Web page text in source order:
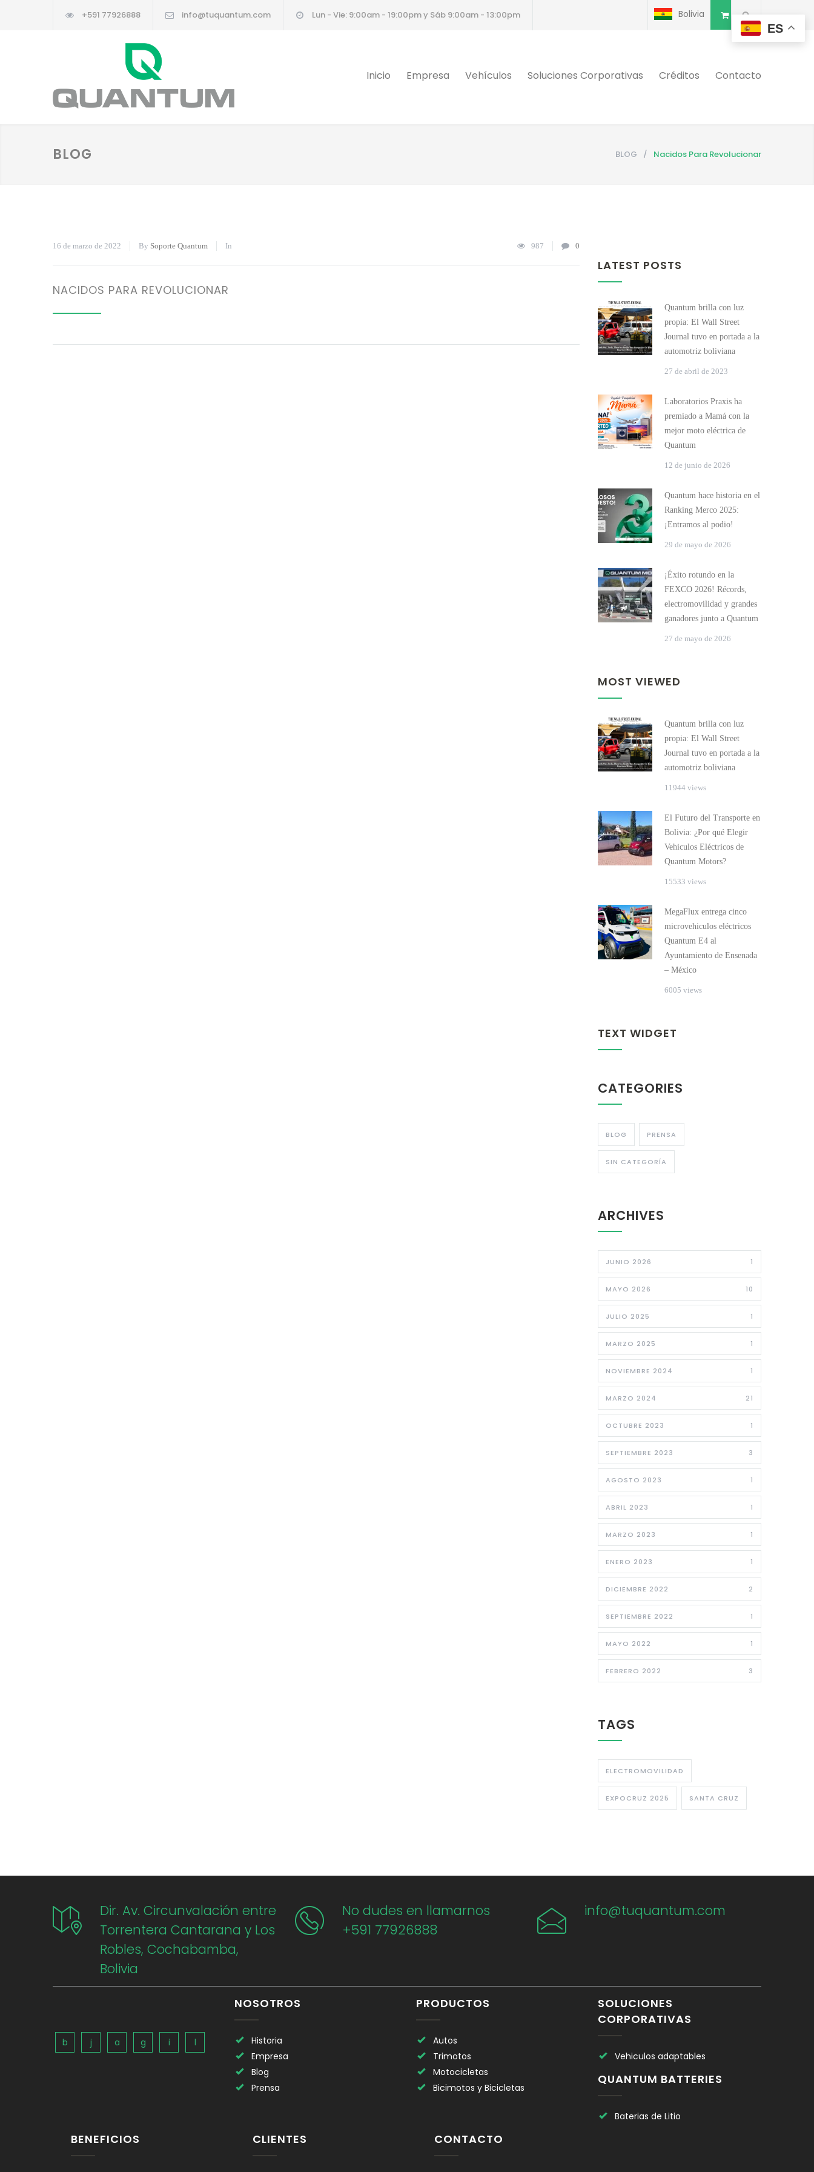
+591 77926888 info@tuquantum.com Lun - Vie: 9:00am - 19:00pm y Sáb 9:00am - 13:00pm
ES
Bolivia
Inicio Empresa Vehículos Soluciones Corporativas Créditos Contacto
BLOG BLOG / Nacidos Para Revolucionar
16 de marzo de 2022 By Soporte Quantum In 987 0
NACIDOS PARA REVOLUCIONAR
LATEST POSTS
Quantum brilla con luz
propia: El Wall Street
Journal tuvo en portada a la
automotriz boliviana
27 de abril de 2023
Laboratorios Praxis ha
premiado a Mamá con la
mejor moto eléctrica de
Quantum
12 de junio de 2026
Quantum hace historia en el
Ranking Merco 2025:
¡Entramos al podio!
29 de mayo de 2026
¡Éxito rotundo en la
FEXCO 2026! Récords,
electromovilidad y grandes
ganadores junto a Quantum
27 de mayo de 2026
MOST VIEWED
Quantum brilla con luz
propia: El Wall Street
Journal tuvo en portada a la
automotriz boliviana
11944 views
El Futuro del Transporte en
Bolivia: ¿Por qué Elegir
Vehiculos Eléctricos de
Quantum Motors?
15533 views
MegaFlux entrega cinco
microvehiculos eléctricos
Quantum E4 al
Ayuntamiento de Ensenada
– México
6005 views
TEXT WIDGET
CATEGORIES
BLOG PRENSA
SIN CATEGORÍA
ARCHIVES
JUNIO 2026 1
MAYO 2026 10
JULIO 2025 1
MARZO 2025 1
NOVIEMBRE 2024 1
MARZO 2024 21
OCTUBRE 2023 1
SEPTIEMBRE 2023 3
AGOSTO 2023 1
ABRIL 2023 1
MARZO 2023 1
ENERO 2023 1
DICIEMBRE 2022 2
SEPTIEMBRE 2022 1
MAYO 2022 1
FEBRERO 2022 3
TAGS
ELECTROMOVILIDAD
EXPOCRUZ 2025 SANTA CRUZ
Dir. Av. Circunvalación entre
Torrentera Cantarana y Los
Robles, Cochabamba,
Bolivia
No dudes en llamarnos
+591 77926888
info@tuquantum.com
NOSOTROS
Historia
Empresa
Blog
Prensa
PRODUCTOS
Autos
Trimotos
Motocicletas
Bicimotos y Bicicletas
SOLUCIONES
CORPORATIVAS
Vehiculos adaptables
QUANTUM BATTERIES
Baterias de Litio
BENEFICIOS CLIENTES CONTACTO